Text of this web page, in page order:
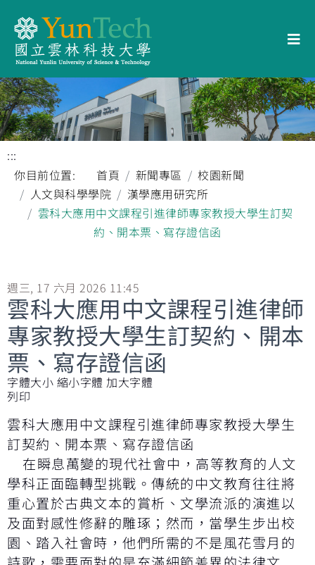
:::
你目前位置:
首頁 新聞專區
校園新聞
人文與科學學院
漢學應用研究所
雲科大應用中文課程引進律師專家教授大學生訂契
約、開本票、寫存證信函
週三, 17 六月 2026 11:45
雲科大應用中文課程引進律師
專家教授大學生訂契約、開本
票、寫存證信函
字體大小 縮小字體 加大字體
列印
雲科大應用中文課程引進律師專家教授大學生
訂契約、開本票、寫存證信函
在瞬息萬變的現代社會中，高等教育的人文
學科正面臨轉型挑戰。傳統的中文教育往往將
重心置於古典文本的賞析、文學流派的演進以
及面對感性修辭的雕琢；然而，當學生步出校
園、踏入社會時，他們所需的不是風花雪月的